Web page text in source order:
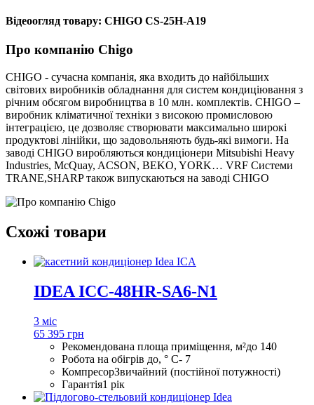
Відеоогляд товару: CHIGO CS-25H-A19
Про компанію Chigo
CHIGO - сучасна компанія, яка входить до найбільших
світових виробників обладнання для систем кондиціювання з
річним обсягом виробництва в 10 млн. комплектів. CHIGO –
виробник кліматичної техніки з високою промисловою
інтеграцією, це дозволяє створювати максимально широкі
продуктові лінійки, що задовольняють будь-які вимоги. На
заводі CHIGO виробляються кондиціонери Mitsubishi Heavy
Industries, McQuay, ACSON, BEKO, YORK… VRF Системи
TRANE,SHARP також випускаються на заводі CHIGO
Схожі товари
IDEA ICC-48HR-SA6-N1
3 міс
65 395 грн
Рекомендована площа приміщення, м²до 140
Робота на обігрів до, ° С- 7
КомпресорЗвичайний (постійної потужності)
Гарантія1 рік